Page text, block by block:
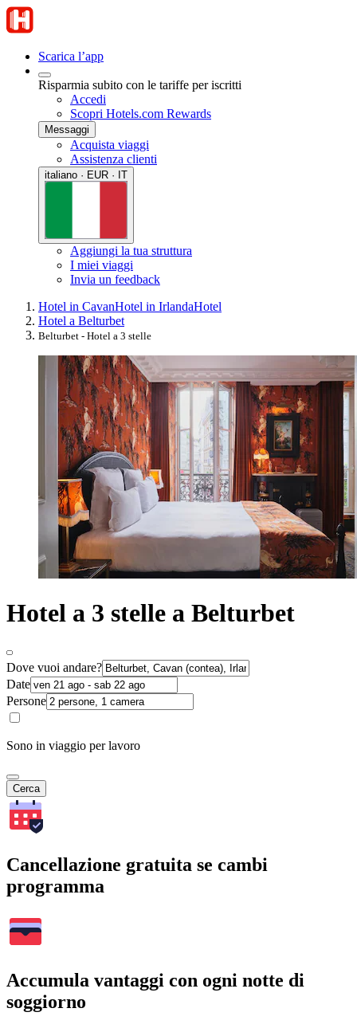
Scarica l’app
Risparmia subito con le tariffe per iscritti
Accedi
Scopri Hotels.com Rewards
Messaggi
Acquista viaggi
Assistenza clienti
italiano · EUR · IT
Aggiungi la tua struttura
I miei viaggi
Invia un feedback
Hotel in CavanHotel in IrlandaHotel
Hotel a Belturbet
Belturbet - Hotel a 3 stelle
Hotel a 3 stelle a Belturbet
Dove vuoi andare?
Date
Persone
Sono in viaggio per lavoro
Cerca
Cancellazione gratuita se cambi
programma
Accumula vantaggi con ogni notte di
soggiorno